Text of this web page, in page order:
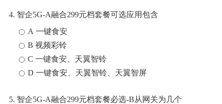
4. 智企5G-A融合299元档套餐可选应用包含
A 一键食安
B 视频彩铃
C 一键食安、天翼智铃
D 一键食安、天翼智铃、天翼智屏
5. 智企5G-A融合299元档套餐必选-B从网关为几个